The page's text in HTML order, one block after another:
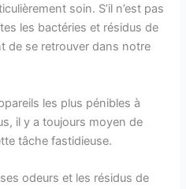
soin. S’il n’est pas
les bactéries et résidus de
de se retrouver dans notre
les plus pénibles à
il y a toujours moyen de
tâche fastidieuse.
odeurs et les résidus de